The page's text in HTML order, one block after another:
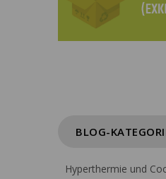
BLOG-
Hyperthermie und